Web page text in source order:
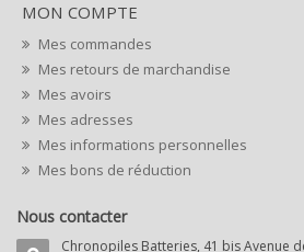
MON COMPTE
Mes commandes
Mes retours de marchandise
Mes avoirs
Mes adresses
Mes informations personnelles
Mes bons de réduction
Nous contacter
Chronopiles Batteries, 41 bis Avenue